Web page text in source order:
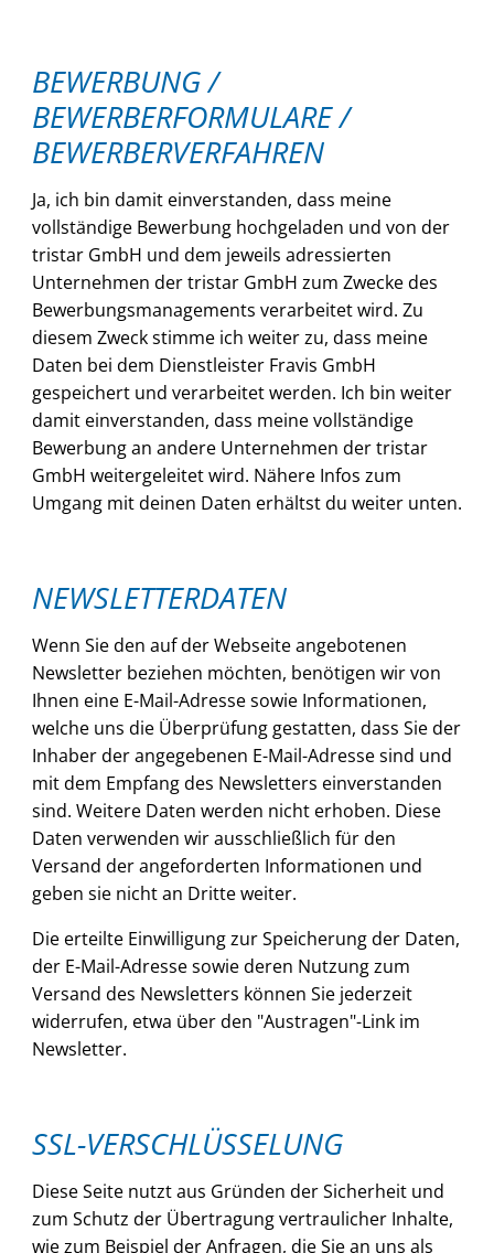
BEWERBUNG /
BEWERBERFORMULARE /
BEWERBERVERFAHREN
Ja, ich bin damit einverstanden, dass meine
vollständige Bewerbung hochgeladen und von der
tristar GmbH und dem jeweils adressierten
Unternehmen der tristar GmbH zum Zwecke des
Bewerbungsmanagements verarbeitet wird. Zu
diesem Zweck stimme ich weiter zu, dass meine
Daten bei dem Dienstleister Fravis GmbH
gespeichert und verarbeitet werden. Ich bin weiter
damit einverstanden, dass meine vollständige
Bewerbung an andere Unternehmen der tristar
GmbH weitergeleitet wird. Nähere Infos zum
Umgang mit deinen Daten erhältst du weiter unten.
NEWSLETTERDATEN
Wenn Sie den auf der Webseite angebotenen
Newsletter beziehen möchten, benötigen wir von
Ihnen eine E-Mail-Adresse sowie Informationen,
welche uns die Überprüfung gestatten, dass Sie der
Inhaber der angegebenen E-Mail-Adresse sind und
mit dem Empfang des Newsletters einverstanden
sind. Weitere Daten werden nicht erhoben. Diese
Daten verwenden wir ausschließlich für den
Versand der angeforderten Informationen und
geben sie nicht an Dritte weiter.
Die erteilte Einwilligung zur Speicherung der Daten,
der E-Mail-Adresse sowie deren Nutzung zum
Versand des Newsletters können Sie jederzeit
widerrufen, etwa über den "Austragen"-Link im
Newsletter.
SSL-VERSCHLÜSSELUNG
Diese Seite nutzt aus Gründen der Sicherheit und
zum Schutz der Übertragung vertraulicher Inhalte,
wie zum Beispiel der Anfragen, die Sie an uns als